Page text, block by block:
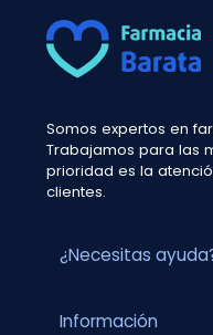
Somos expertos en
Trabajamos para las
prioridad es la
clientes.
¿Necesitas
Información